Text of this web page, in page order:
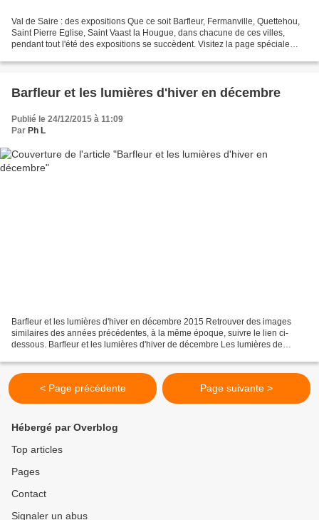
Val de Saire : des expositions Que ce soit Barfleur, Fermanville, Quettehou,
Saint Pierre Eglise, Saint Vaast la Hougue, dans chacune de ces villes,
pendant tout l'été des expositions se succèdent. Visitez la page spéciale
Barfleur et les lumières d'hiver en décembre
Publié le 24/12/2015 à 11:09
Par Ph L
Barfleur et les lumières d'hiver en décembre 2015 Retrouver des images
similaires des années précédentes, à la même époque, suivre le lien ci-
dessous. Barfleur et les lumières d'hiver de décembre Les lumières de
< Page précédente Page suivante >
Hébergé par Overblog
Top articles
Pages
Contact
Signaler un abus